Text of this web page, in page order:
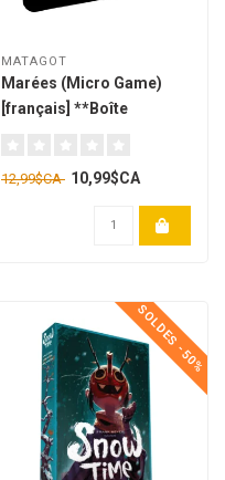
MATAGOT
Marées (Micro Game)
[français] **Boîte
12,99$CA 10,99$CA
SOLDES -50%